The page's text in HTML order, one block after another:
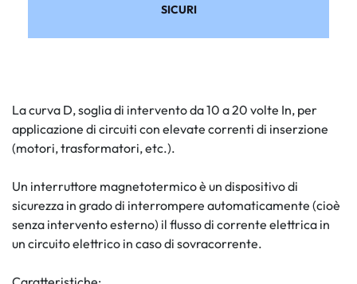
SICURI
La curva D, soglia di intervento da 10 a 20 volte In, per
applicazione di circuiti con elevate correnti di inserzione
(motori, trasformatori, etc.).
Un interruttore magnetotermico è un dispositivo di
sicurezza in grado di interrompere automaticamente (cioè
senza intervento esterno) il flusso di corrente elettrica in
un circuito elettrico in caso di sovracorrente.